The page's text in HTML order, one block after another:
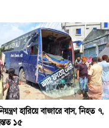
হারিয়ে বাজারে বাস, নিহত ৭,
১৫